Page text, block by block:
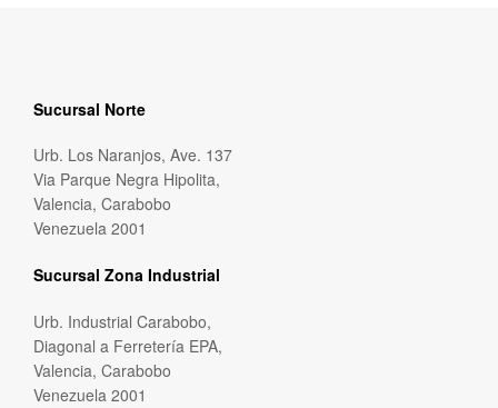
Sucursal Norte
Urb. Los Naranjos, Ave. 137
Via Parque Negra Hipolita,
Valencia, Carabobo
Venezuela 2001
Sucursal Zona Industrial
Urb. Industrial Carabobo,
Diagonal a Ferretería EPA,
Valencia, Carabobo
Venezuela 2001